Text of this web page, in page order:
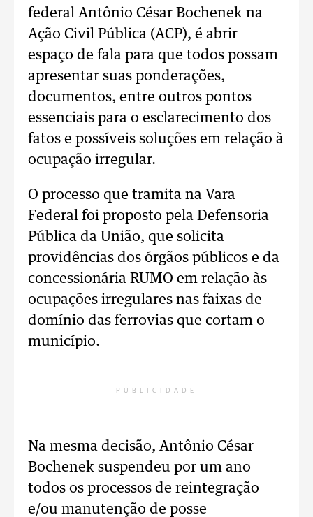
federal Antônio César Bochenek na
Ação Civil Pública (ACP), é abrir
espaço de fala para que todos possam
apresentar suas ponderações,
documentos, entre outros pontos
essenciais para o esclarecimento dos
fatos e possíveis soluções em relação à
ocupação irregular.
O processo que tramita na Vara
Federal foi proposto pela Defensoria
Pública da União, que solicita
providências dos órgãos públicos e da
concessionária RUMO em relação às
ocupações irregulares nas faixas de
domínio das ferrovias que cortam o
município.
PUBLICIDADE
Na mesma decisão, Antônio César
Bochenek suspendeu por um ano
todos os processos de reintegração
e/ou manutenção de posse